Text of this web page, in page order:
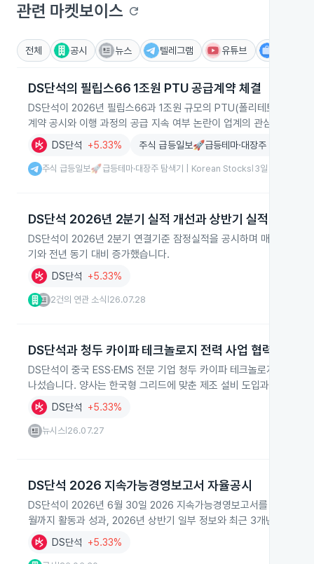
관련 마켓보이스 refresh
전체 공시 뉴스 텔레그램 유튜브
DS단석의 필립스66 1조원 PTU 공급계약 체결
DS단석이 2026년 필립스66과 1조원 규모의 PTU(폴리테트라메틸
계약 공시와 이행 과정의 공급 지속 여부 논란이 업계의 관심을 끌고
DS단석 +5.33% 주식 급등일보🚀급등테마·대장주 탐색기 (텔
주식 급등일보🚀급등테마·대장주 탐색기 | Korean Stocks 3일 전
DS단석 2026년 2분기 실적 개선과 상반기 실적 증가
DS단석이 2026년 2분기 연결기준 잠정실적을 공시하며 매출과 이
기와 전년 동기 대비 증가했습니다.
DS단석 +5.33%
2건의 연관 소식 26.07.28
DS단석과 청두 카이파 테크놀로지 전력 사업 협력
DS단석이 중국 ESS·EMS 전문 기업 청두 카이파 테크놀로지와 업무
나섰습니다. 양사는 한국형 그리드에 맞춘 제조 설비 도입과 VPP,
DS단석 +5.33%
뉴시스 26.07.27
DS단석 2026 지속가능경영보고서 자율공시
DS단석이 2026년 6월 30일 2026 지속가능경영보고서를 자율공시
월까지 활동과 성과, 2026년 상반기 일부 정보와 최근 3개년 정량 데
DS단석 +5.33%